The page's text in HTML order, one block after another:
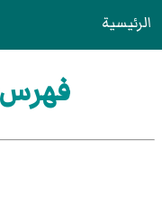
الرئيسية